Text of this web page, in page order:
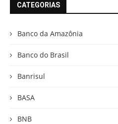
CATEGORIAS
Banco da Amazônia
Banco do Brasil
Banrisul
BASA
BNB